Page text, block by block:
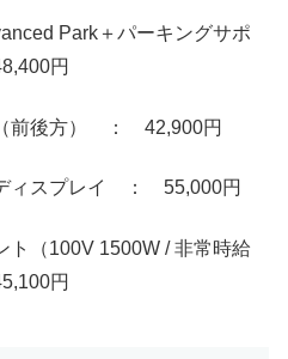
Park＋パーキングサポ
円
前後方） ： 42,900円
ィスプレイ ： 55,000円
ト（100V 1500W / 非常時給
円